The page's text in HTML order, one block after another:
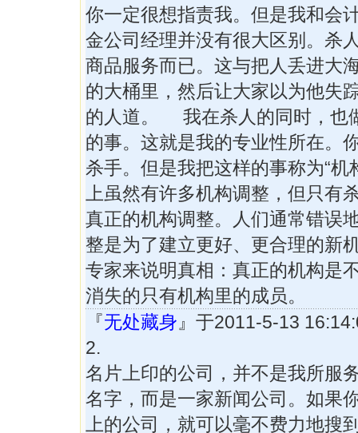
你一定很想指责我。但是我和会
金公司经理并没有很大区别。杀
商品服务而已。这与把人丢进大
的大桶里，然后让大家以为他失
的人道。 我在杀人的同时，也
的事。这就是我的专业性所在。
杀手。但是我把这样的事称为“机
上虽然有许多机构调整，但只有
真正的机构调整。人们通常错误
整是为了建立更好、更合理的新
专家来说明真相：真正的机构是
消失的只有机构里的成员。
『无处藏身 』于2011-5-13
2.
名片上印的公司，并不是我所服
名字，而是一家新闻公司。如果
上的公司，就可以毫不费力地搜